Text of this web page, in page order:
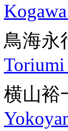
鳥海永
横山裕